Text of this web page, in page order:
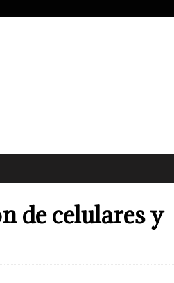
de celulares y